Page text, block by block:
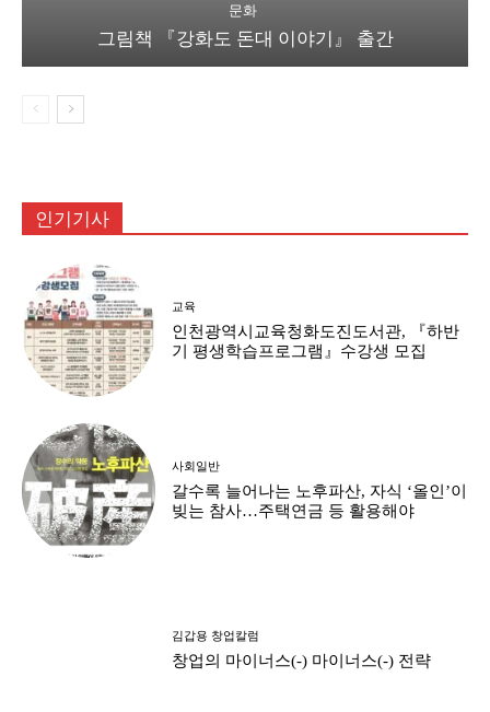
문화
그림책 『강화도 돈대 이야기』 출간
인기기사
교육
인천광역시교육청화도진도서관, 『하반
기 평생학습프로그램』수강생 모집
사회일반
갈수록 늘어나는 노후파산, 자식 ‘올인’이
빚는 참사…주택연금 등 활용해야
김갑용 창업칼럼
창업의 마이너스(-) 마이너스(-) 전략